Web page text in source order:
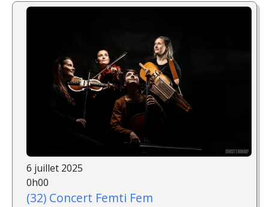
6 juillet 2025
0h00
(32) Concert Femti Fem